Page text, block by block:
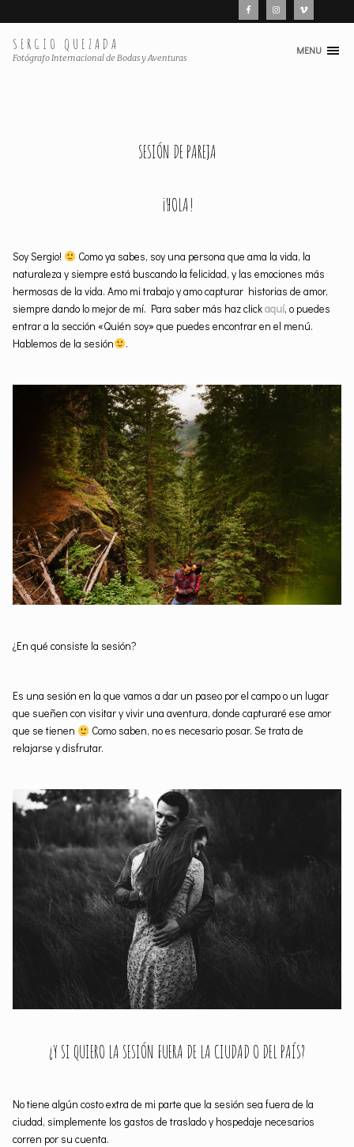
SERGIO QUEZADA
Fotógrafo Internacional de Bodas y Aventuras
Skip
MENU
SESIÓN DE PAREJA
¡HOLA!
Soy Sergio!
Como ya sabes, soy una persona que ama la vida, la
naturaleza y siempre está buscando la felicidad, y las emociones más
hermosas de la vida. Amo mi trabajo y amo capturar historias de amor,
siempre dando lo mejor de mí. Para saber más haz clickaquí, o puedes
entrar a la sección «Quién soy» que puedes encontrar en el menú.
Hablemos de la sesión
.
¿En qué consiste la sesión?
Es una sesión en la que vamos a dar un paseo por el campo o un lugar
que sueñen con visitar y vivir una aventura, donde capturaré ese amor
que se tienen
Como saben, no es necesario posar. Se trata de
relajarse y disfrutar.
¿Y SI QUIERO LA SESIÓN FUERA DE LA CIUDAD O DEL PAÍS?
No tiene algún costo extra de mi parte que la sesión sea fuera de la
ciudad, simplemente los gastos de traslado y hospedaje necesarios
corren por su cuenta.